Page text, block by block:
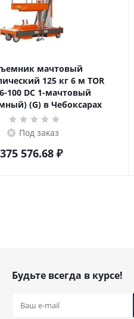
мачтовый
125 кг 6 м TOR
100 DC 1-мачтовый
(G) в Чебоксарах
Под заказ
375 576.68₽
Будьте всегда в курсе!